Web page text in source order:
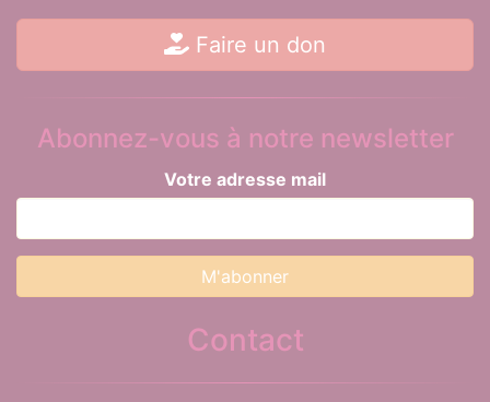
Faire un don
Abonnez-vous à notre newsletter
Votre adresse mail
Contact